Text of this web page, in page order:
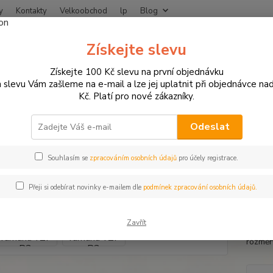
Kontakty Velkoobchod lp Blog
Hledat
NÁHRADNÍ DÍLY A SPOTŘEBNÍ MATERIÁL Laděné výfuky
laděný výfuk Yamaha YZF R3
Získejte slevu
Získejte 100 Kč slevu na první objednávku
slevu Vám zašleme na e-mail a lze jej uplatnit při objednávce
Kč. Platí pro nové zákazníky.
Odeslat
Souhlasím se zpracováním osobních údajů pro účely registrace.
Přeji si odebírat novinky e-mailem dle podmínek zpracování osobních údajů.
Zavřít